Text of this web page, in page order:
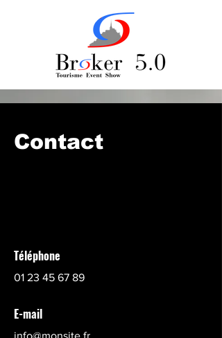
Contact
Téléphone
01 23 45 67 89
E-mail
info@monsite.fr